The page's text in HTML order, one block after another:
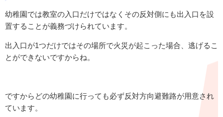
幼稚園では教室の入口だけではなくその反対側にも出入口を設
置することが義務づけられています。
出入口が1つだけではその場所で火災が起こった場合、逃げるこ
とができないですからね。
ですからどの幼稚園に行っても必ず反対方向避難路が用意され
ています。